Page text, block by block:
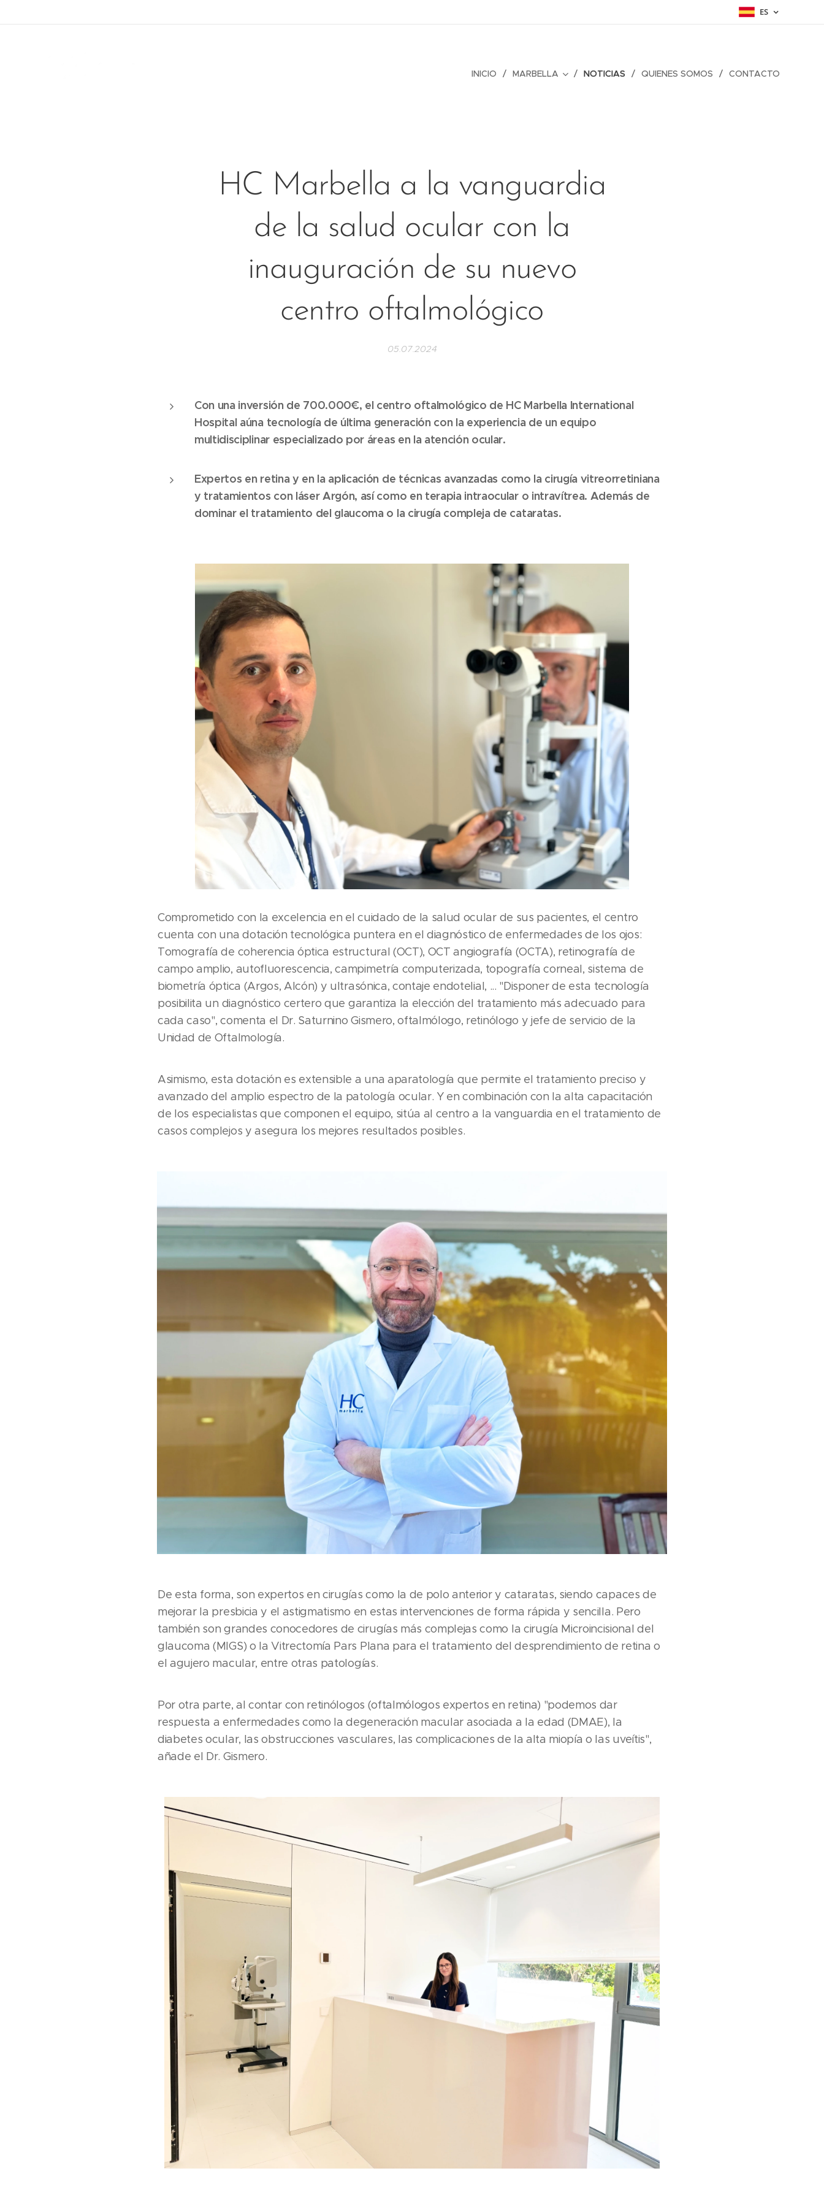
ES
INICIO MARBELLA NOTICIAS QUIENES SOMOS CONTACTO
HC Marbella a la vanguardia
de la salud ocular con la
inauguración de su nuevo
centro oftalmológico
05.07.2024
Con una inversión de 700.000€, el centro oftalmológico de HC Marbella International
Hospital aúna tecnología de última generación con la experiencia de un equipo
multidisciplinar especializado por áreas en la atención ocular.
Expertos en retina y en la aplicación de técnicas avanzadas como la cirugía vitreorretiniana
y tratamientos con láser Argón, así como en terapia intraocular o intravítrea. Además de
dominar el tratamiento del glaucoma o la cirugía compleja de cataratas.
Comprometido con la excelencia en el cuidado de la salud ocular de sus pacientes, el centro
cuenta con una dotación tecnológica puntera en el diagnóstico de enfermedades de los ojos:
Tomografía de coherencia óptica estructural (OCT), OCT angiografía (OCTA), retinografía de
campo amplio, autofluorescencia, campimetría computerizada, topografía corneal, sistema de
biometría óptica (Argos, Alcón) y ultrasónica, contaje endotelial, ... "Disponer de esta tecnología
posibilita un diagnóstico certero que garantiza la elección del tratamiento más adecuado para
cada caso", comenta el Dr. Saturnino Gismero, oftalmólogo, retinólogo y jefe de servicio de la
Unidad de Oftalmología.
Asimismo, esta dotación es extensible a una aparatología que permite el tratamiento preciso y
avanzado del amplio espectro de la patología ocular. Y en combinación con la alta capacitación
de los especialistas que componen el equipo, sitúa al centro a la vanguardia en el tratamiento de
casos complejos y asegura los mejores resultados posibles.
De esta forma, son expertos en cirugías como la de polo anterior y cataratas, siendo capaces de
mejorar la presbicia y el astigmatismo en estas intervenciones de forma rápida y sencilla. Pero
también son grandes conocedores de cirugías más complejas como la cirugía Microincisional del
glaucoma (MIGS) o la Vitrectomía Pars Plana para el tratamiento del desprendimiento de retina o
el agujero macular, entre otras patologías.
Por otra parte, al contar con retinólogos (oftalmólogos expertos en retina) "podemos dar
respuesta a enfermedades como la degeneración macular asociada a la edad (DMAE), la
diabetes ocular, las obstrucciones vasculares, las complicaciones de la alta miopía o las uveítis",
añade el Dr. Gismero.